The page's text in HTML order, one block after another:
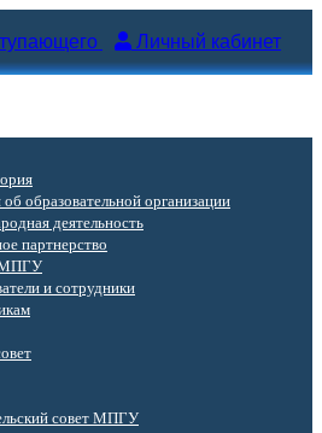
Личный кабинет
образовательной организации
деятельность
партнерство
МПГУ
и сотрудники
совет МПГУ